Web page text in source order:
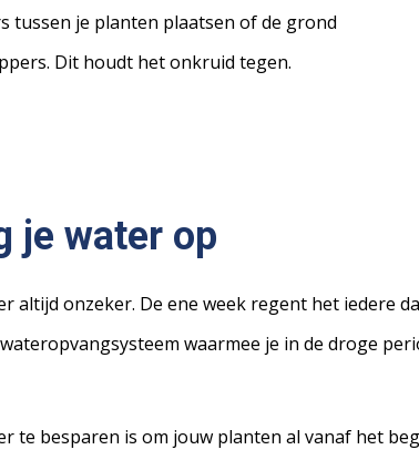
tussen je planten plaatsen of de grond
Dit houdt het onkruid tegen.
je water op
altijd onzeker. De ene week regent het iedere
waarmee je in de droge
te besparen is om jouw planten al vanaf het